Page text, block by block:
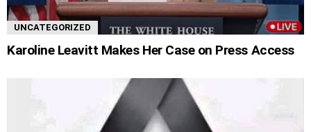
UNCATEGORIZED
Karoline Leavitt Makes Her Case on Press Access